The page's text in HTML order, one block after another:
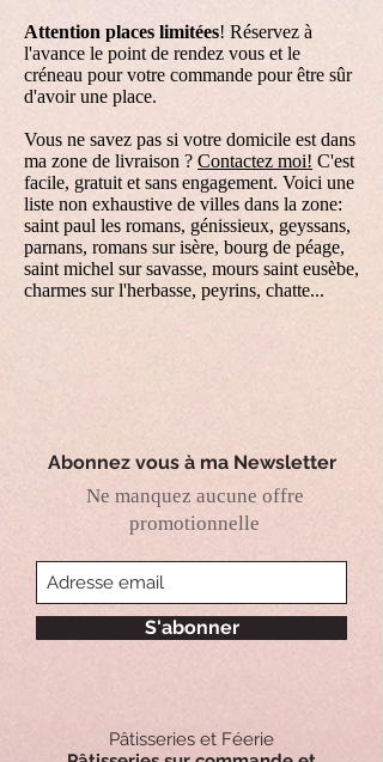
Attention places limitées! Réservez à
l'avance le point de rendez vous et le
créneau pour votre commande pour être sûr
d'avoir une place.
Vous ne savez pas si votre domicile est dans
ma zone de livraison ? Contactez moi! C'est
facile, gratuit et sans engagement. Voici une
liste non exhaustive de villes dans la zone:
saint paul les romans, génissieux, geyssans,
parnans, romans sur isère, bourg de péage,
saint michel sur savasse, mours saint eusèbe,
charmes sur l'herbasse, peyrins, chatte...
Abonnez vous à ma Newsletter
Ne manquez aucune offre
promotionnelle
S'abonner
Pâtisseries et Féerie